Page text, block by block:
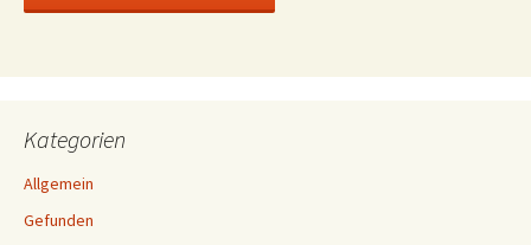
Kategorien
Allgemein
Gefunden